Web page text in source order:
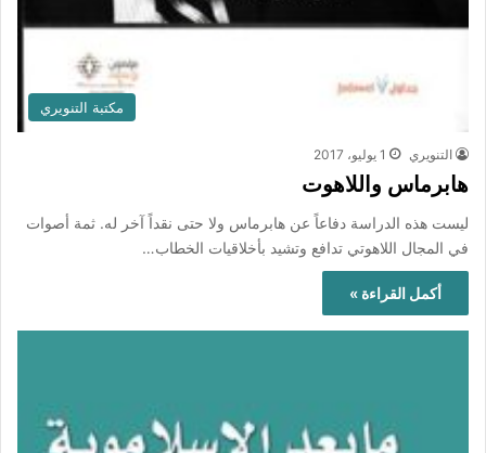
مكتبة التنويري
التنويري 1 يوليو، 2017
هابرماس واللاهوت
ليست هذه الدراسة دفاعاً عن هابرماس ولا حتى نقداً آخر له. ثمة أصوات
في المجال اللاهوتي تدافع وتشيد بأخلاقيات الخطاب…
أكمل القراءة »